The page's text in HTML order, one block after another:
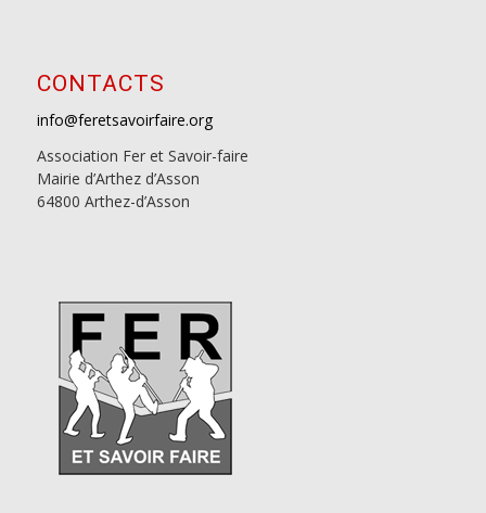
CONTACTS
info@feretsavoirfaire.org
Association Fer et Savoir-faire
Mairie d’Arthez d’Asson
64800 Arthez-d’Asson